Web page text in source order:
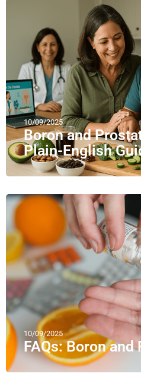
10/09/2025
Boron and
Plain-English
10/09/2025
FAQs: Boron